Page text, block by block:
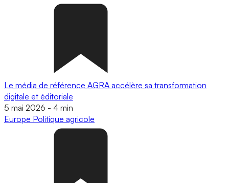
Le média de référence AGRA accélère sa transformation
digitale et éditoriale
5 mai 2026 - 4 min
Europe Politique agricole